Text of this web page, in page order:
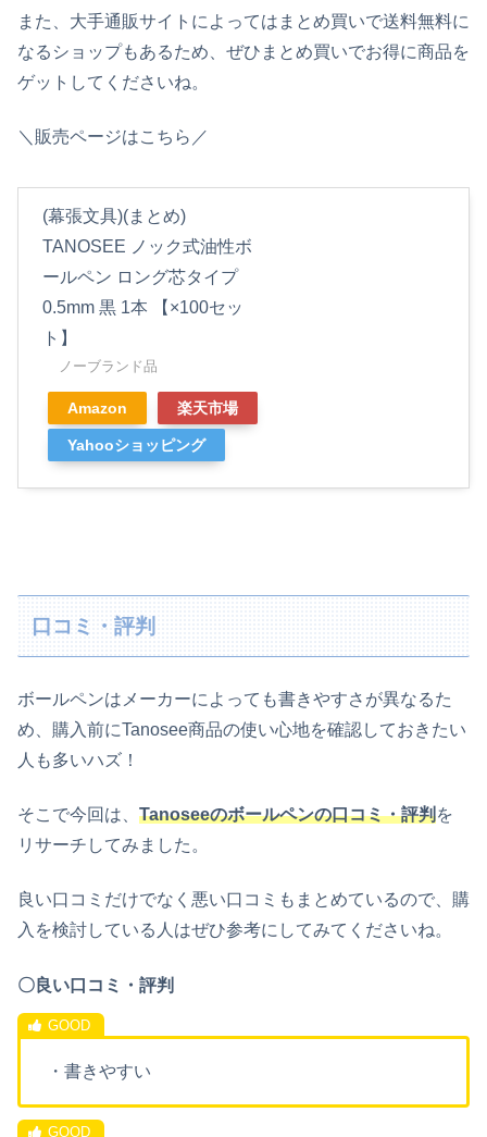
また、大手通販サイトによってはまとめ買いで送料無料に
なるショップもあるため、ぜひまとめ買いでお得に商品を
ゲットしてくださいね。
＼販売ページはこちら／
(幕張文具)(まとめ)
TANOSEE ノック式油性ボ
ールペン ロング芯タイプ
0.5mm 黒 1本 【×100セッ
ト】
ノーブランド品
Amazon 楽天市場
Yahooショッピング
口コミ・評判
ボールペンはメーカーによっても書きやすさが異なるた
め、購入前にTanosee商品の使い心地を確認しておきたい
人も多いハズ！
そこで今回は、 Tanoseeのボールペンの口コミ・評判を
リサーチしてみました。
良い口コミだけでなく悪い口コミもまとめているので、購
入を検討している人はぜひ参考にしてみてくださいね。
〇良い口コミ・評判
・書きやすい